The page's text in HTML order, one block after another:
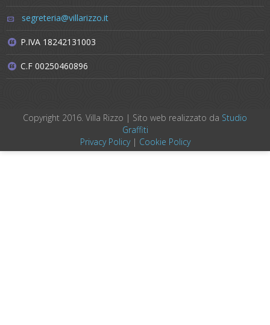
segreteria@villarizzo.it
P.IVA 18242131003
C.F 00250460896
Copyright 2016. Villa Rizzo | Sito web realizzato da Studio
Graffiti
Privacy Policy| Cookie Policy